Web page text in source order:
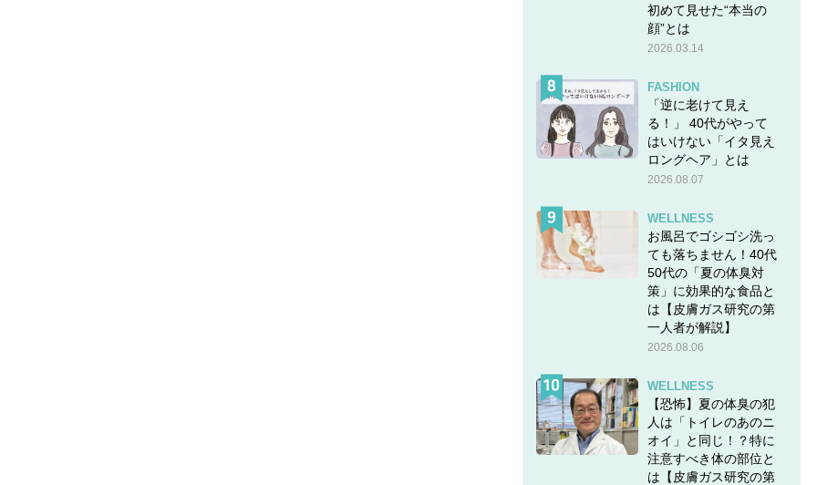
初めて見せた“本当の
顔”とは
2026.03.14
FASHION
「逆に老けて見え
る！」 40代がやって
はいけない「イタ見え
ロングヘア」とは
2026.08.07
WELLNESS
お風呂でゴシゴシ洗っ
ても落ちません！40代
50代の「夏の体臭対
策」に効果的な食品と
は【皮膚ガス研究の第
一人者が解説】
2026.08.06
WELLNESS
【恐怖】夏の体臭の犯
人は「トイレのあのニ
オイ」と同じ！？特に
注意すべき体の部位と
は【皮膚ガス研究の第